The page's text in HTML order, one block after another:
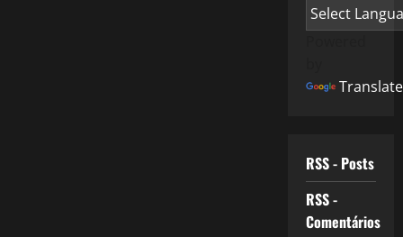
Translate
RSS - Posts
RSS -
Comentários